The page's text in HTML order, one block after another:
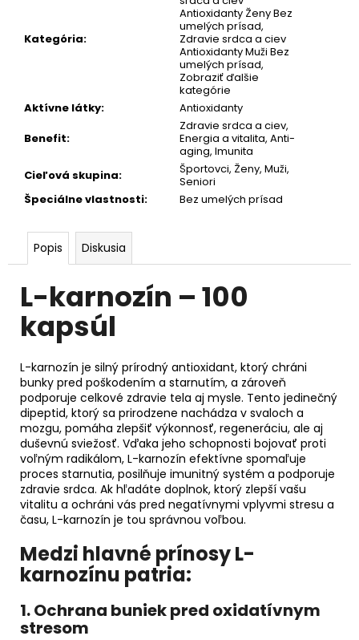
Kategória:
Antioxidanty Ženy Bez
umelých prísad,
Zdravie srdca a ciev
Antioxidanty Muži Bez
umelých prísad,
Zobraziť ďalšie
kategórie
Aktívne látky:
Antioxidanty
Benefit:
Zdravie srdca a ciev,
Energia a vitalita, Anti-
aging, Imunita
Cieľová skupina: Športovci, Ženy, Muži,
Seniori
Špeciálne vlastnosti: Bez umelých prísad
Popis Diskusia
L-karnozín – 100
kapsúl
L-karnozín je silný prírodný antioxidant, ktorý chráni
bunky pred poškodením a starnutím, a zároveň
podporuje celkové zdravie tela aj mysle. Tento jedinečný
dipeptid, ktorý sa prirodzene nachádza v svaloch a
mozgu, pomáha zlepšiť výkonnosť, regeneráciu, ale aj
duševnú sviežosť. Vďaka jeho schopnosti bojovať proti
voľným radikálom, L-karnozín efektívne spomaľuje
proces starnutia, posilňuje imunitný systém a podporuje
zdravie srdca. Ak hľadáte doplnok, ktorý zlepší vašu
vitalitu a ochráni vás pred negatívnymi vplyvmi stresu a
času, L-karnozín je tou správnou voľbou.
Medzi hlavné prínosy L-
karnozínu patria:
1. Ochrana buniek pred oxidatívnym
stresom